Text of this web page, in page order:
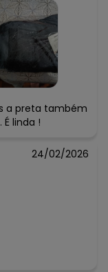
a preta também
linda !
24/02/2026